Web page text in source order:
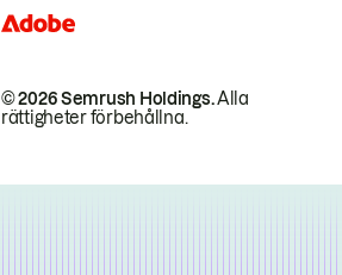
© 2026 Semrush Holdings.Alla
rättigheter förbehållna.